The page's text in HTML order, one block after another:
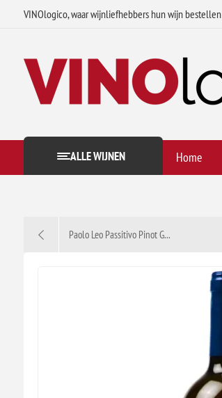
VINOlogico, waar wijnliefhebbers hun wijn bestellen
ALLE WIJNEN Home
Paolo Leo Passitivo Pinot G...